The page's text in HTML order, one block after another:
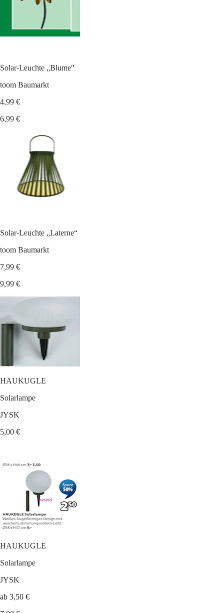
Solar-Leuchte „Blume"
toom Baumarkt
4,99 €
6,99 €
Solar-Leuchte „Laterne“
toom Baumarkt
7,99 €
9,99 €
HAUKUGLE
Solarlampe
JYSK
5,00 €
HAUKUGLE
Solarlampe
JYSK
ab 3,50 €